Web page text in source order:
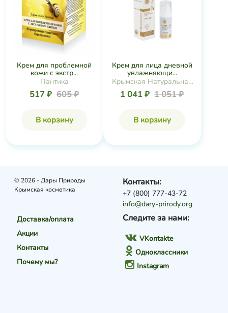
Крем для проблемной
кожи с экстр...
Пантика
517 ₽ 605 ₽
В корзину
Крем для лица дневной
увлажняющи...
Крымская Натуральная
Коллекция
1 041 ₽ 1 051 ₽
В корзину
© 2026 - Дары Природы
Крымская косметика
Доставка/оплата
Акции
Контакты
Почему мы?
Следите за нами:
VKontakte
Одноклассники
Instagram
Контакты:
+7 (800) 777-43-72
info@dary-prirody.org